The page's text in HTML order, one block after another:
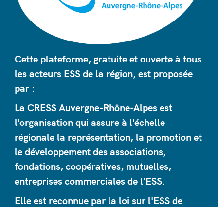
Cette plateforme, gratuite et ouverte à tous
les acteurs ESS de la région, est proposée
par :
La CRESS Auvergne-Rhône-Alpes est
l'organisation qui assure à l'échelle
régionale la représentation, la promotion et
le développement des associations,
fondations, coopératives, mutuelles,
entreprises commerciales de l'ESS.
Elle est reconnue par la loi sur l'ESS de